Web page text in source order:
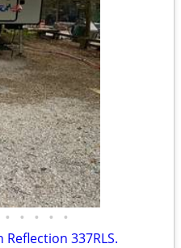
• • • • •
337RLS.